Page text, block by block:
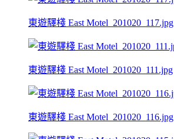
東遊驛棧 East Motel_201020_117.jpg
東遊驛棧 East Motel_201020_111.jpg
東遊驛棧 East Motel_201020_116.jpg